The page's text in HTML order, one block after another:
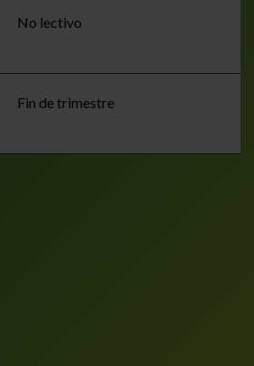
No lectivo
Fin de trimestre